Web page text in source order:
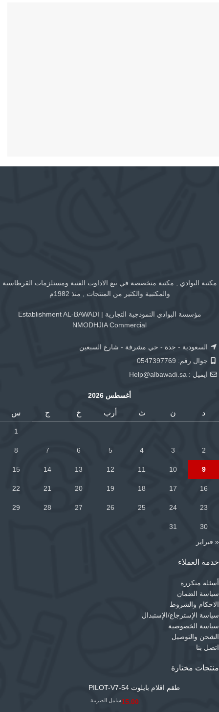
مكتبة البوادي , مكتبة متخصصة في بيع الاداوت الفنية ومستلزمات القرطاسية
والمكتبية والكثير من المنتجات , منذ 1982م
مؤسسة البوادي النموذجية التجارية | Establishment AL-BAWADI
NMODHJIA Commercial
السعودية - جدة - حي مشرفة - شارع السبعين
جوال رقم: 0547397769
ايميل : Help@albawadi.sa
أغسطس 2026
د ن ث أرب خ ج س
1
2
3
4
5
6
7
8
9
10
11
12
13
14
15
16
17
18
19
20
21
22
23
24
25
26
27
28
29
30
31
« فبراير
خدمة العملاء
أسئلة متكررة
سياسة الضمان
الاحكام والشروط
سياسة الإسترجاع/الإستبدال
سياسة الخصوصية
الشحن والتوصيل
اتصل بنا
منتجات مختارة
طقم اقلام بايلوت PILOT-V7-54
15.00شامل الضريبة